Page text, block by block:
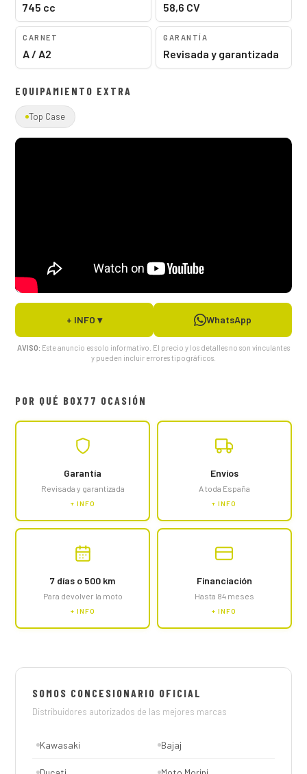
745 cc 58,6 CV
CARNET
A / A2
GARANTÍA
Revisada y garantizada
EQUIPAMIENTO EXTRA
Top Case
+ INFO ▾ WhatsApp
AVISO: Este anuncio es solo informativo. El precio y los detalles no son vinculantes
y pueden incluir errores tipográficos.
POR QUÉ BOX77 OCASIÓN
Garantía
Revisada y garantizada
+ INFO
Envíos
A toda España
+ INFO
7 días o 500 km
Para devolver la moto
+ INFO
Financiación
Hasta 84 meses
+ INFO
SOMOS CONCESIONARIO OFICIAL
Distribuidores autorizados de las mejores marcas
Kawasaki Bajaj